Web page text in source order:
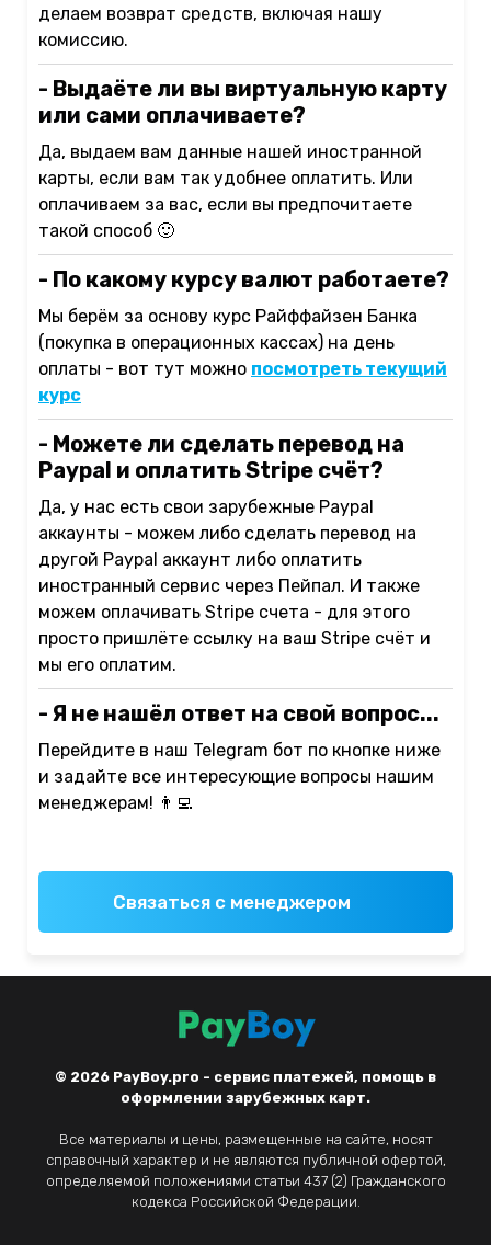
делаем возврат средств, включая нашу
комиссию.
- Выдаёте ли вы виртуальную карту
или сами оплачиваете?
Да, выдаем вам данные нашей иностранной
карты, если вам так удобнее оплатить. Или
оплачиваем за вас, если вы предпочитаете
такой способ 🙂
- По какому курсу валют работаете?
Мы берём за основу курс Райффайзен Банка
(покупка в операционных кассах) на день
оплаты - вот тут можно посмотреть текущий
курс
- Можете ли сделать перевод на
Paypal и оплатить Stripe счёт?
Да, у нас есть свои зарубежные Paypal
аккаунты - можем либо сделать перевод на
другой Paypal аккаунт либо оплатить
иностранный сервис через Пейпал. И также
можем оплачивать Stripe счета - для этого
просто пришлёте ссылку на ваш Stripe счёт и
мы его оплатим.
- Я не нашёл ответ на свой вопрос...
Перейдите в наш Telegram бот по кнопке ниже
и задайте все интересующие вопросы нашим
менеджерам! 👨‍💻
Связаться с менеджером
© 2026 PayBoy.pro - сервис платежей, помощь в
оформлении зарубежных карт.
Все материалы и цены, размещенные на сайте, носят
справочный характер и не являются публичной офертой,
определяемой положениями статьи 437 (2) Гражданского
кодекса Российской Федерации.